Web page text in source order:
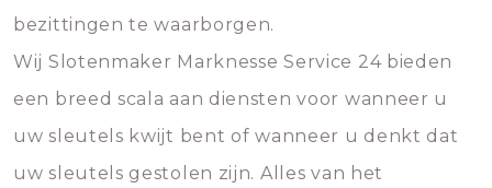
bezittingen te waarborgen.
Wij Slotenmaker Marknesse Service 24 bieden
een breed scala aan diensten voor wanneer u
uw sleutels kwijt bent of wanneer u denkt dat
uw sleutels gestolen zijn. Alles van het